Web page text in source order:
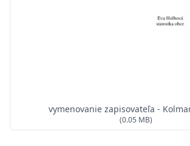
vymenovanie zapisovateľa -
(0.05 MB)